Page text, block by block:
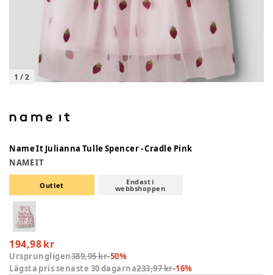
1 /2
Name It Julianna Tulle Spencer - Cradle Pink
NAME IT
Outlet Endast i
webbshoppen
194,98 kr
Ursprungligen389,95 kr-50%
Lägsta pris senaste 30 dagarna233,97 kr-16%